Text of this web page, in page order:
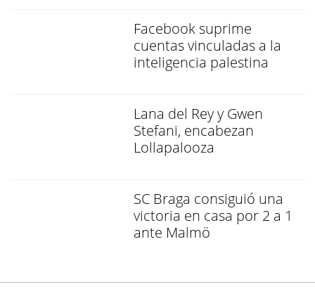
Facebook suprime
cuentas vinculadas a la
inteligencia palestina
Lana del Rey y Gwen
Stefani, encabezan
Lollapalooza
SC Braga consiguió una
victoria en casa por 2 a 1
ante Malmö